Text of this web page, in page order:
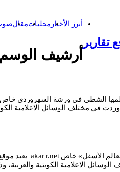
تقارير
أبرز الأخبار محلياتمقال
أرشيف
في مختلف الوسائل الاعلامية
الاعلامية الكويتية